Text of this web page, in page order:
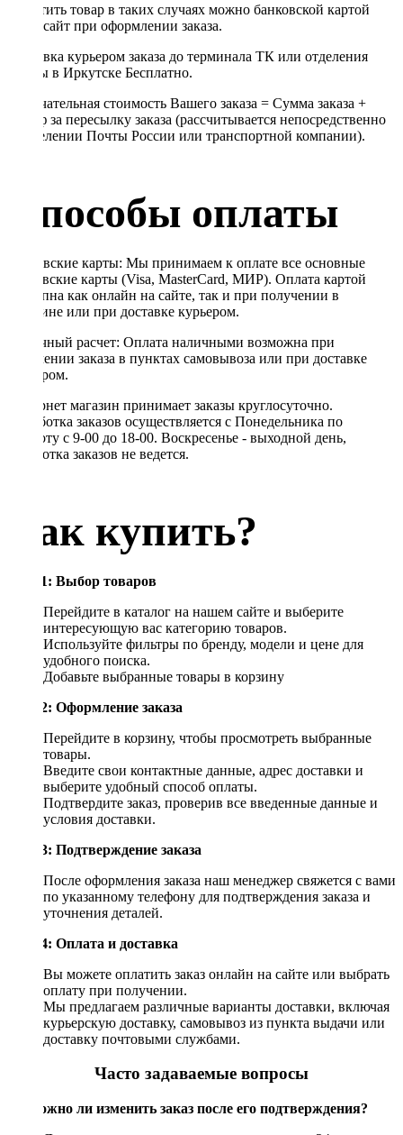
Оплатить товар в таких случаях можно банковской картой
через сайт при оформлении заказа.
Доставка курьером заказа до терминала ТК или отделения
Почты в Иркутске Бесплатно.
Окончательная стоимость Вашего заказа = Сумма заказа +
Тариф за пересылку заказа (рассчитывается непосредственно
в отделении Почты России или транспортной компании).
Способы оплаты
Банковские карты: Мы принимаем к оплате все основные
банковские карты (Visa, MasterCard, МИР). Оплата картой
доступна как онлайн на сайте, так и при получении в
магазине или при доставке курьером.
Наличный расчет: Оплата наличными возможна при
получении заказа в пунктах самовывоза или при доставке
курьером.
Интернет магазин принимает заказы круглосуточно.
Обработка заказов осуществляется с Понедельника по
Субботу с 9-00 до 18-00. Воскресенье - выходной день,
обработка заказов не ведется.
Как купить?
Шаг 1: Выбор товаров
Перейдите в каталог на нашем сайте и выберите
интересующую вас категорию товаров.
Используйте фильтры по бренду, модели и цене для
удобного поиска.
Добавьте выбранные товары в корзину
Шаг 2: Оформление заказа
Перейдите в корзину, чтобы просмотреть выбранные
товары.
Введите свои контактные данные, адрес доставки и
выберите удобный способ оплаты.
Подтвердите заказ, проверив все введенные данные и
условия доставки.
Шаг 3: Подтверждение заказа
После оформления заказа наш менеджер свяжется с вами
по указанному телефону для подтверждения заказа и
уточнения деталей.
Шаг 4: Оплата и доставка
Вы можете оплатить заказ онлайн на сайте или выбрать
оплату при получении.
Мы предлагаем различные варианты доставки, включая
курьерскую доставку, самовывоз из пункта выдачи или
доставку почтовыми службами.
Часто задаваемые вопросы
Возможно ли изменить заказ после его подтверждения?